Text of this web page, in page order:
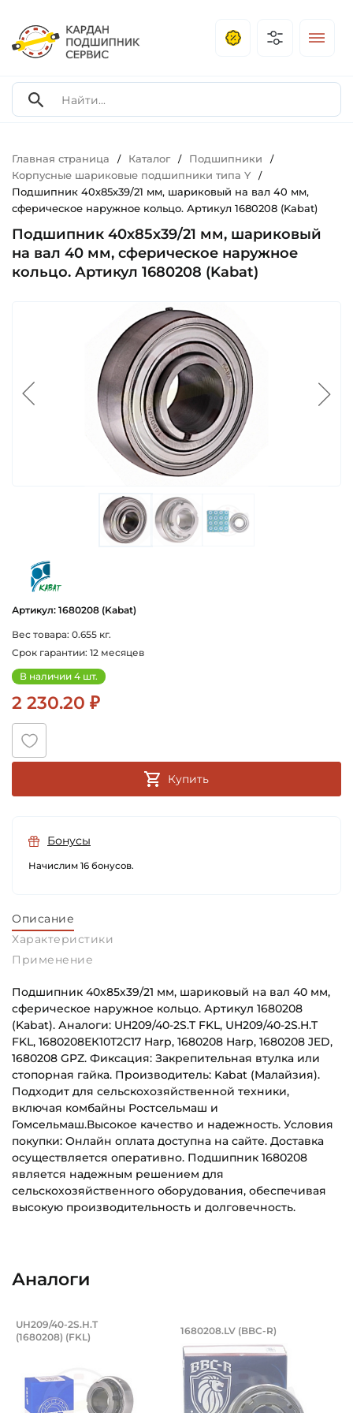
Главная страница / Каталог / Подшипники /
Корпусные шариковые подшипники типа Y /
Подшипник 40х85х39/21 мм, шариковый на вал 40 мм,
сферическое наружное кольцо. Артикул 1680208 (Kabat)
Подшипник 40х85х39/21 мм, шариковый
на вал 40 мм, сферическое наружное
кольцо. Артикул 1680208 (Kabat)
Артикул: 1680208 (Kabat)
Вес товара: 0.655 кг.
Срок гарантии: 12 месяцев
В наличии 4 шт.
2 230.20 ₽
Купить
Бонусы
Начислим 16 бонусов.
Описание
Характеристики
Применение
Подшипник 40х85х39/21 мм, шариковый на вал 40 мм,
сферическое наружное кольцо. Артикул 1680208
(Kabat). Аналоги: UH209/40-2S.T FKL, UH209/40-2S.H.T
FKL, 1680208ЕК10Т2С17 Harp, 1680208 Harp, 1680208 JED,
1680208 GPZ. Фиксация: Закрепительная втулка или
стопорная гайка. Производитель: Kabat (Малайзия).
Подходит для сельскохозяйственной техники,
включая комбайны Ростсельмаш и
Гомсельмаш.Высокое качество и надежность. Условия
покупки: Онлайн оплата доступна на сайте. Доставка
осуществляется оперативно. Подшипник 1680208
является надежным решением для
сельскохозяйственного оборудования, обеспечивая
высокую производительность и долговечность.
Наружный диаметр (D):
Ширина внутреннего кольца (B):
Ширина наружного кольца (С):
21 мм
Категория:
Для сельхозтехники:
комбайны Ростсельмаш и Гомсельмаш
Для комбайна:
Да
Аналоги
РСМ/подшипник 40х85х39/21 мм,
Подшипник UH209/40-2S.H.T (1680208) FKL - шариковый
UH209/40-2S.H.T
(1680208) (FKL)
Подшипник
Подшипник 40х85х39/21
1680208.LV (BBC-R)